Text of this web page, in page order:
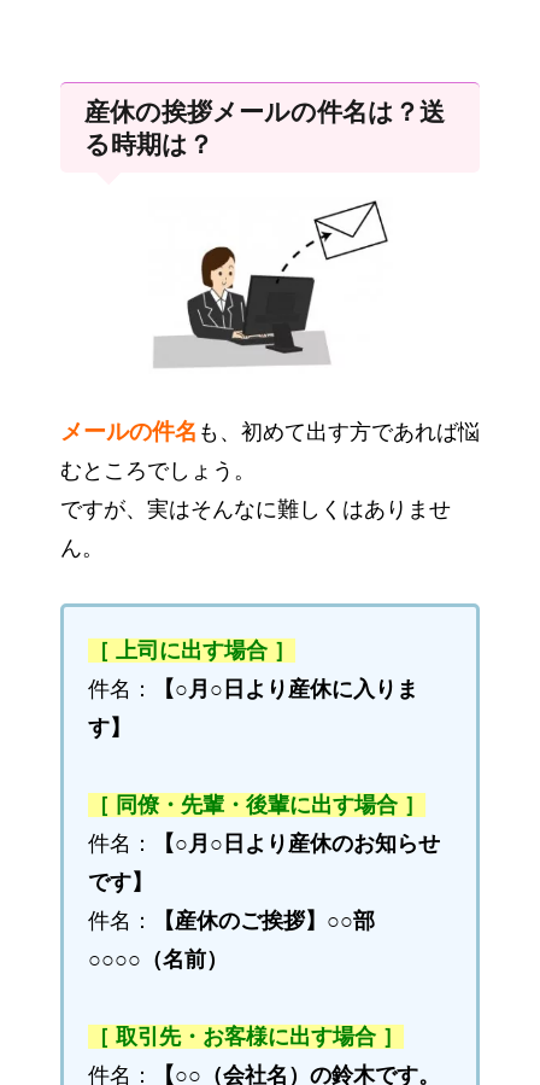
産休の挨拶メールの件名は？送
る時期は？
メールの件名 も、初めて出す方であれば悩
むところでしょう。
ですが、実はそんなに難しくはありませ
ん。
［ 上司に出す場合 ］
件名：
【○月○日より産休に入りま
す】
［ 同僚・先輩・後輩に出す場合 ］
件名：
【○月○日より産休のお知らせ
です】
件名：
【産休のご挨拶】○○部
○○○○（名前）
［ 取引先・お客様に出す場合 ］
件名：
【○○（会社名）の鈴木です。